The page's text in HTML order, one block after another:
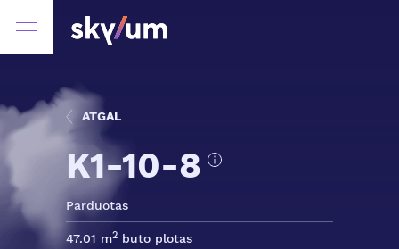
ATGAL
K1-10-8
Parduotas
47.01 m2 buto plotas